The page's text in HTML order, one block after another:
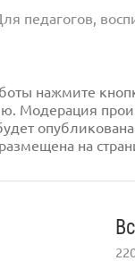
педагогов,
нажмите
Модерация
на